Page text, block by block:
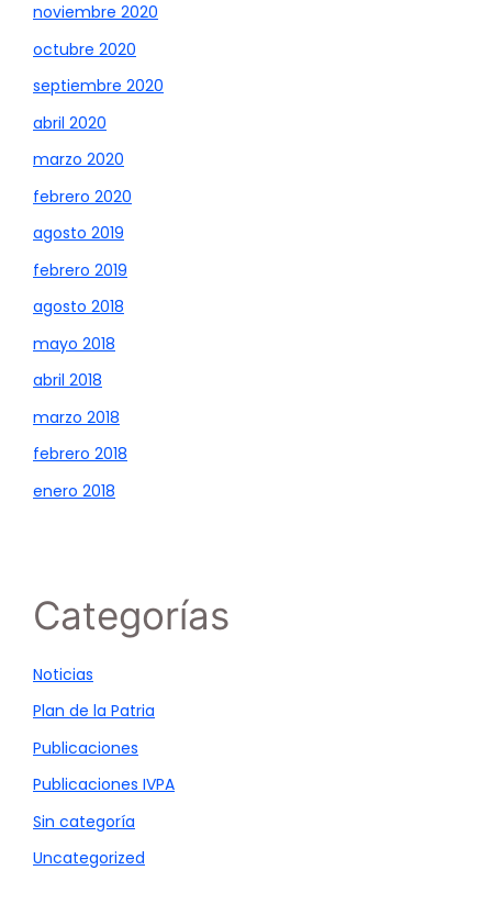
noviembre 2020
octubre 2020
septiembre 2020
abril 2020
marzo 2020
febrero 2020
agosto 2019
febrero 2019
agosto 2018
mayo 2018
abril 2018
marzo 2018
febrero 2018
enero 2018
Categorías
Noticias
Plan de la Patria
Publicaciones
Publicaciones IVPA
Sin categoría
Uncategorized